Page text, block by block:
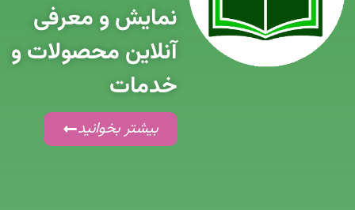
نمایش و معرفی
آنلاین محصولات و
خدمات
بیشتر بخوانید